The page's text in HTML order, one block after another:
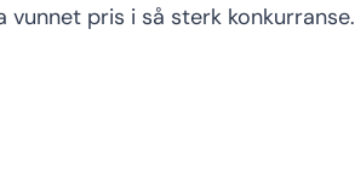
vunnet pris i så sterk konkurranse.